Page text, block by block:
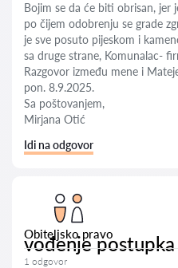
Bojim se da će biti obrisan, jer
po čijem odobrenju se grade
je sve posuto pijeskom i
sa druge strane, Komunalac-
Razgovor između mene i
pon. 8.9.2025.
Sa poštovanjem,
Mirjana Otić
Idi na odgovor
Obiteljsko pravo
vođenje postupka
1 odgovor